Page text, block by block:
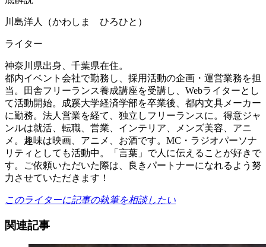
川島洋人（かわしま ひろひと）
ライター
神奈川県出身、千葉県在住。
都内イベント会社で勤務し、採用活動の企画・運営業務を担
当。田舎フリーランス養成講座を受講し、Webライターとし
て活動開始。成蹊大学経済学部を卒業後、都内文具メーカー
に勤務。法人営業を経て、独立しフリーランスに。得意ジャ
ンルは就活、転職、営業、インテリア、メンズ美容、アニ
メ。趣味は映画、アニメ、お酒です。MC・ラジオパーソナ
リティとしても活動中。「言葉」で人に伝えることが好きで
す。ご依頼いただいた際は、良きパートナーになれるよう努
力させていただきます！
このライターに記事の執筆を相談したい
関連記事